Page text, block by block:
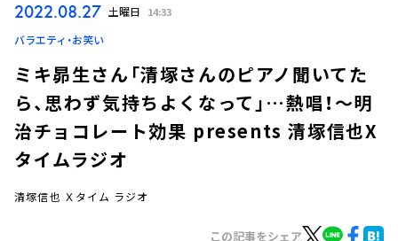
ログイン
今日の番組表
2022.08.27 土曜日 14:33
バラエティ・お笑い
ミキ昴生さん「清塚さんのピアノ聞いてた
ら、思わず気持ちよくなって」…熱唱！～明
治チョコレート効果 presents 清塚信也X
タイムラジオ
清塚信也 Ｘタイム ラジオ
この記事をシェア